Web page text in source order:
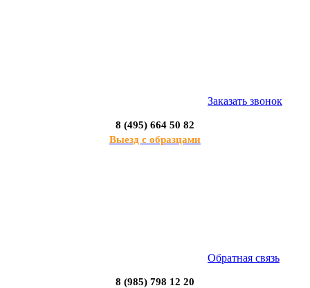
Заказать звонок
8 (495) 664 50 82
Выезд с образцами
Обратная связь
8 (985) 798 12 20